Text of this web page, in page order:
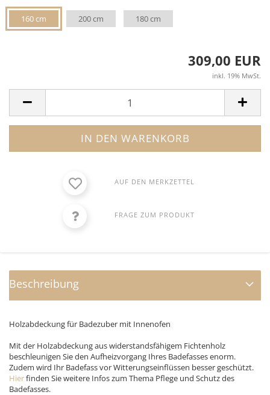
160 cm 200 cm 180 cm
309,00 EUR
inkl. 19% MwSt.
AUF DEN MERKZETTEL
FRAGE ZUM PRODUKT
Beschreibung
Holzabdeckung für Badezuber mit Innenofen
Mit der Holzabdeckung aus widerstandsfähigem Fichtenholz
beschleunigen Sie den Aufheizvorgang Ihres Badefasses enorm.
Zudem wird Ihr Badefass vor Witterungseinflüssen besser geschützt.
Hierfinden Sie weitere Infos zum Thema Pflege und Schutz des
Badefasses.